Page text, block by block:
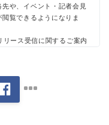
や、イベント・記者会見
覧できるようになりま
リース受信に関するご案内